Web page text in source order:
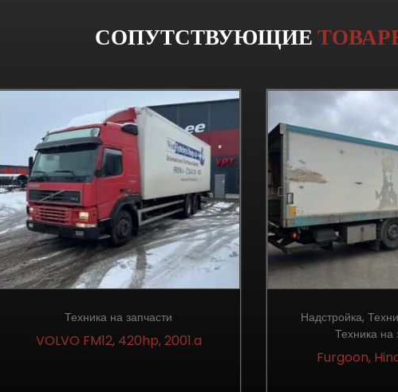
СОПУТСТВУЮЩИЕ
Техника на запчасти
VOLVO FM12, 420hp, 2001.a
Надстройка,
Техника на
Furgoon,